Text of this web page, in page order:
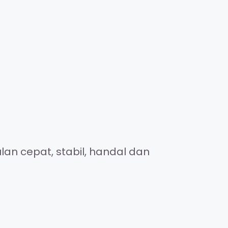
cepat, stabil, handal dan